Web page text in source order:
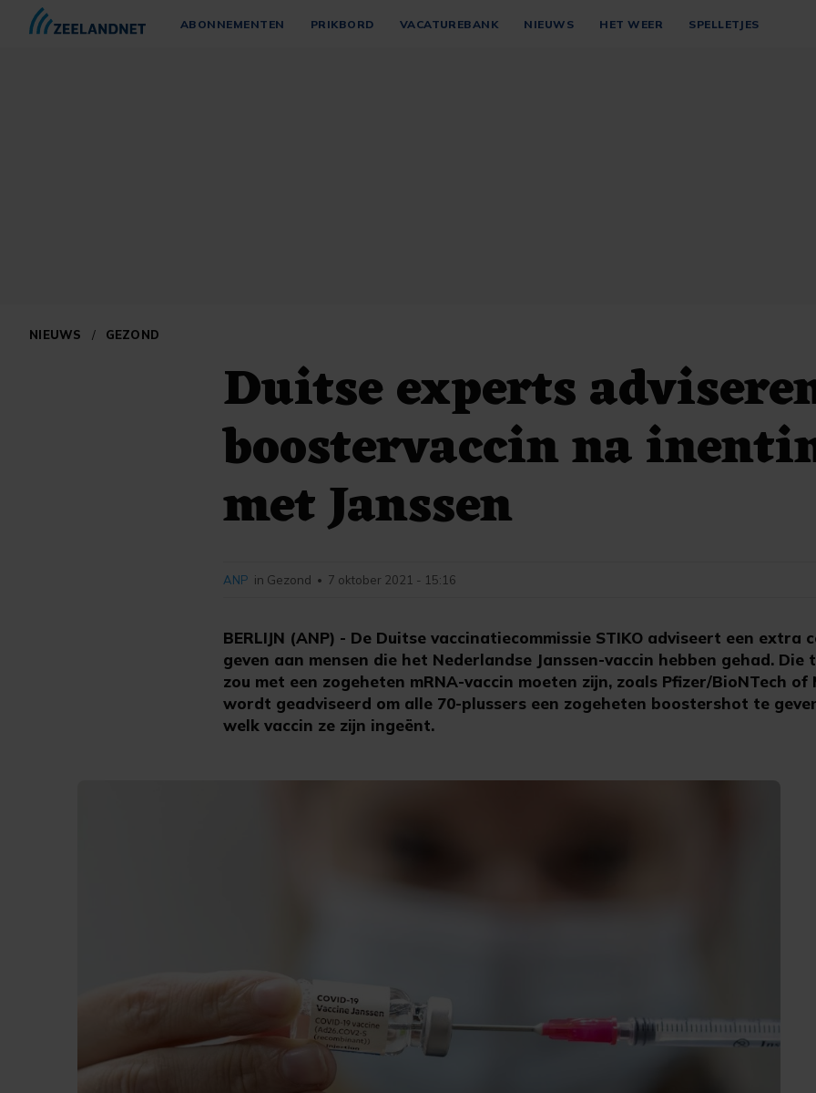
ABONNEMENTEN PRIKBORD VACATUREBANK NIEUWS HET WEER SPELLETJES
NIEUWS / GEZOND
Duitse experts
boostervaccin na
met Janssen
BERLIJN (ANP) - De Duitse vaccinatiecommissie STIKO adviseert een extra
geven aan mensen die het Nederlandse Janssen-vaccin hebben gehad. Die
zou met een zogeheten mRNA-vaccin moeten zijn, zoals Pfizer/BioNTech of
wordt geadviseerd om alle 70-plussers een zogeheten boostershot te
welk vaccin ze zijn ingeënt.
ANP in Gezond • 7 oktober 2021 - 15:16